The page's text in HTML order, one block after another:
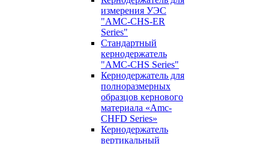
измерения УЭС
"AMC-CHS-ER
Series"
Стандартный
кернодержатель
"AMC-CHS Series"
Кернодержатель для
полноразмерных
образцов кернового
материала «Amc-
CHFD Series»
Кернодержатель
вертикальный